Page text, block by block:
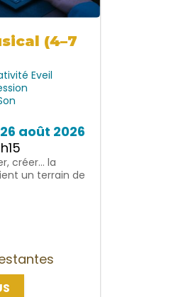
(4–7
Eveil
août 2026
créer… la
un terrain de